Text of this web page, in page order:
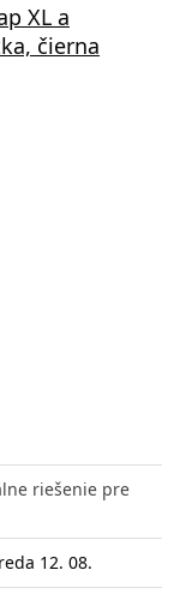
XL a
čierna
riešenie pre
12. 08.